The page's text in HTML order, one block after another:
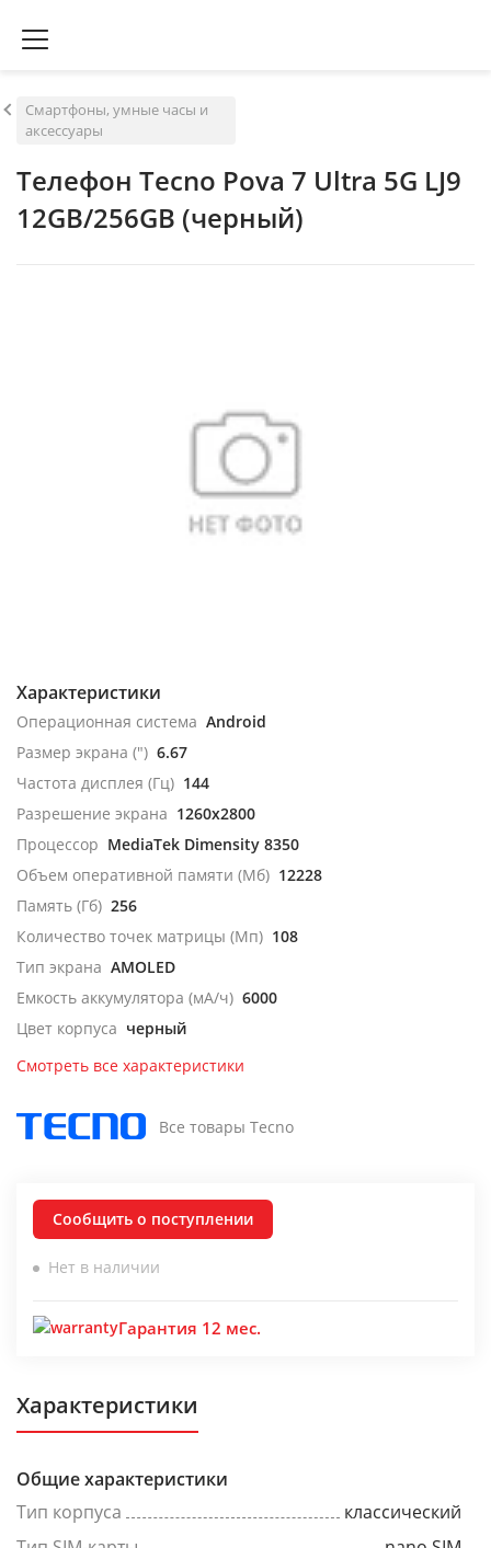
Смартфоны, умные часы и
аксессуары
Телефон Tecno Pova 7 Ultra 5G LJ9
12GB/256GB (черный)
Характеристики
Операционная система Android
Размер экрана (") 6.67
Частота дисплея (Гц) 144
Разрешение экрана 1260x2800
Процессор MediaTek Dimensity 8350
Объем оперативной памяти (Мб) 12228
Память (Гб) 256
Количество точек матрицы (Мп) 108
Тип экрана AMOLED
Емкость аккумулятора (мА/ч) 6000
Цвет корпуса черный
Смотреть все характеристики
Все товары Tecno
Сообщить о поступлении
Нет в наличии
Гарантия 12 мес.
Характеристики
Общие характеристики
Тип корпуса
классический